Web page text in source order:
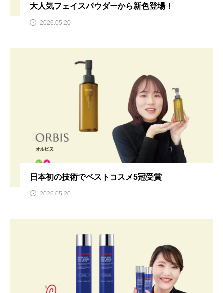
大人気フェイスパウダーから新色登場！
2026.05.20
日本初の技術でベストコスメ5冠受賞
2026.05.20